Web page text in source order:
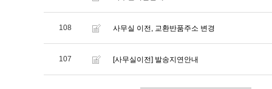
108 사무실 이전, 교환반품주소 변경
107 [사무실이전] 발송지연안내